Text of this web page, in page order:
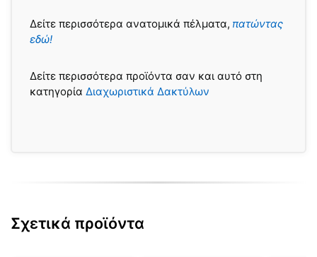
Δείτε περισσότερα ανατομικά πέλματα, πατώντας
εδώ!
Δείτε περισσότερα προϊόντα σαν και αυτό στη
κατηγορία Διαχωριστικά Δακτύλων
Σχετικά προϊόντα